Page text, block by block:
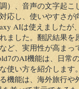
）、音声の文字起こ
応し、使いやすさが
AIは使えましたが
ました。翻訳結果
ど、実用性が高まっ
のAI機能は、日常
使い方を紹介しま
機能は、海外旅行や